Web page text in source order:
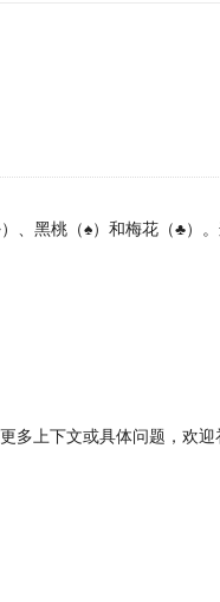
黑桃（♠）和梅花（♣）。
多上下文或具体问题，欢迎